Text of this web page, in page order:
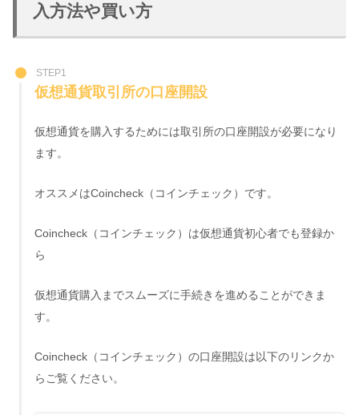
入方法や買い方
STEP1
仮想通貨取引所の口座開設
仮想通貨を購入するためには取引所の口座開設が必要になり
ます。
オススメはCoincheck（コインチェック）です。
Coincheck（コインチェック）は仮想通貨初心者でも登録か
ら
仮想通貨購入までスムーズに手続きを進めることができま
す。
Coincheck（コインチェック）の口座開設は以下のリンクか
らご覧ください。